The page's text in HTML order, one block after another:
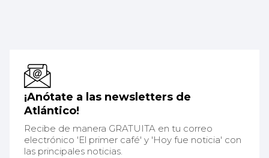
¡Anótate a las newsletters de
Atlántico!
Recibe de manera GRATUITA en tu correo
electrónico 'El primer café' y 'Hoy fue noticia' con
las principales noticias.